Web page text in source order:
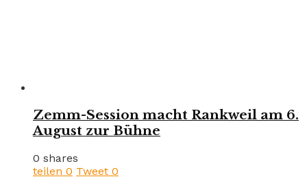
Zemm-Session macht Rankweil am 6.
August zur Bühne
0 shares
teilen 0 Tweet 0